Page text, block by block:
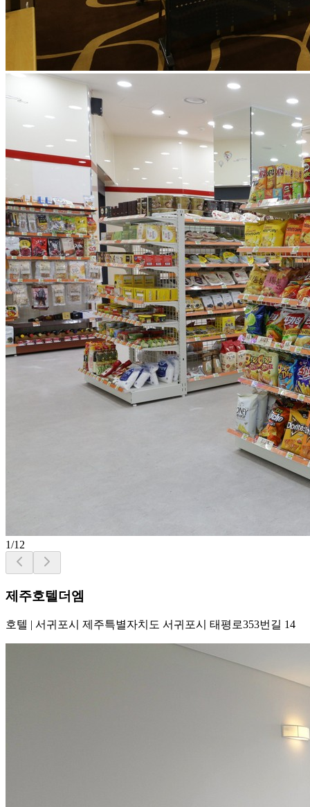
1/12
제주호텔더엠
호텔 | 서귀포시 제주특별자치도 서귀포시 태평로353번길 14